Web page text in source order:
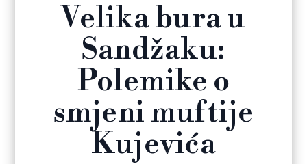
Velika bura u
Sandžaku:
Polemike o
smjeni muftije
Kujevića